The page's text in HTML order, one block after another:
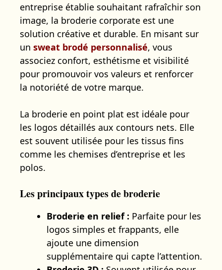
entreprise établie souhaitant rafraîchir son
image, la broderie corporate est une
solution créative et durable. En misant sur
un sweat brodé personnalisé, vous
associez confort, esthétisme et visibilité
pour promouvoir vos valeurs et renforcer
la notoriété de votre marque.
La broderie en point plat est idéale pour
les logos détaillés aux contours nets. Elle
est souvent utilisée pour les tissus fins
comme les chemises d’entreprise et les
polos.
Les principaux types de broderie
Broderie en relief : Parfaite pour les
logos simples et frappants, elle
ajoute une dimension
supplémentaire qui capte l’attention.